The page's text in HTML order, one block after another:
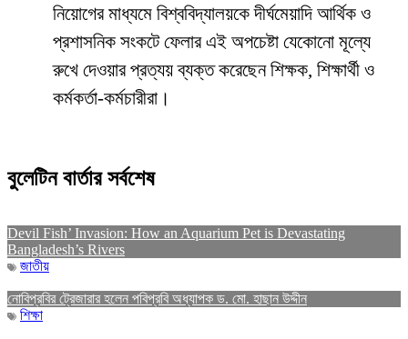
নিয়োগের মাধ্যমে বিশ্ববিদ্যালয়কে দীর্ঘমেয়াদি আর্থিক ও
প্রশাসনিক সংকটে ফেলার এই অপচেষ্টা যেকোনো মূল্যে
রুখে দেওয়ার প্রত্যয় ব্যক্ত করেছেন শিক্ষক, শিক্ষার্থী ও
কর্মকর্তা-কর্মচারীরা।
বুলেটিন বার্তার সর্বশেষ
Devil Fish’ Invasion: How an Aquarium Pet is Devastating
Bangladesh’s Rivers
জাতীয়
নোবিপ্রবির ট্রেজারার হলেন পবিপ্রবি অধ্যাপক ড. মো. হাছান উদ্দীন
শিক্ষা